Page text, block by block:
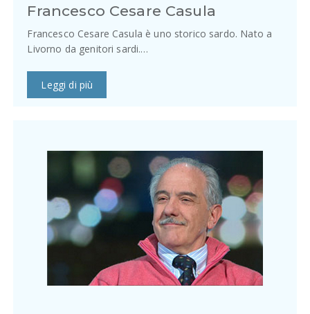
Francesco Cesare Casula
Francesco Cesare Casula è uno storico sardo. Nato a
Livorno da genitori sardi.…
Leggi di più